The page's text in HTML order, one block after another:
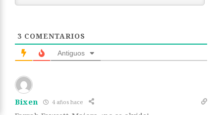
3 COMENTARIOS
Antiguos
Bixen 4 años hace